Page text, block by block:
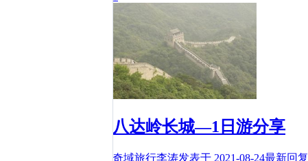
八达岭长城—1日游分享
奇域旅行李涛发表于 2021-08-24最新回复